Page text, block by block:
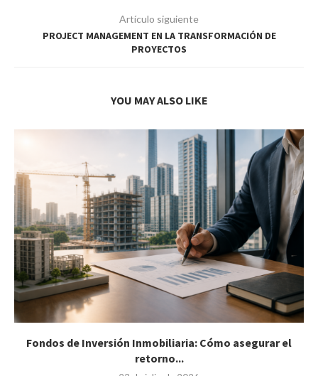
Artículo siguiente
PROJECT MANAGEMENT EN LA TRANSFORMACIÓN DE
PROYECTOS
YOU MAY ALSO LIKE
Fondos de Inversión Inmobiliaria: Cómo asegurar el
retorno...